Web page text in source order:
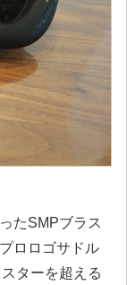
たSMPブラス
ロロゴサドル
ターを超える